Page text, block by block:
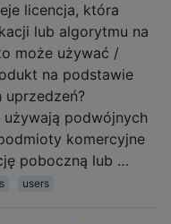
licencja, która
lub algorytmu na
może używać /
na podstawie
uprzedzeń?
używają podwójnych
komercyjne
poboczną lub …
users